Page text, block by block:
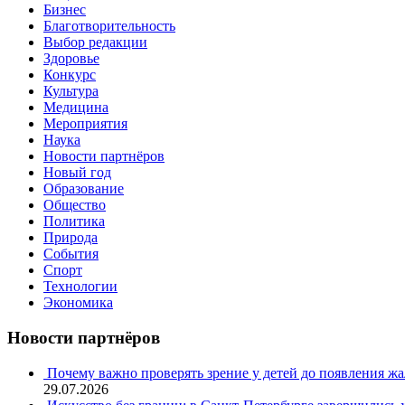
Бизнес
Благотворительность
Выбор редакции
Здоровье
Конкурс
Культура
Медицина
Мероприятия
Наука
Новости партнёров
Новый год
Образование
Общество
Политика
Природа
События
Спорт
Технологии
Экономика
Новости партнёров
Почему важно проверять зрение у детей до появления
29.07.2026